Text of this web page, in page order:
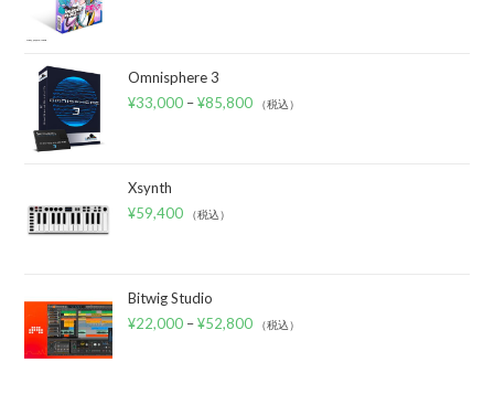
Omnisphere 3
¥33,000 –¥85,800 （税込）
Xsynth
¥59,400 （税込）
Bitwig Studio
¥22,000 –¥52,800 （税込）